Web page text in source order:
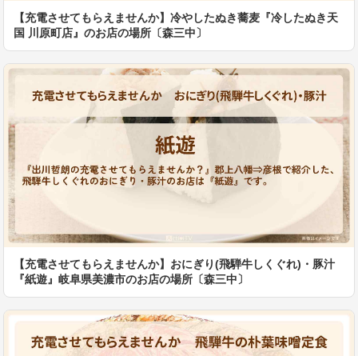
【充電させてもらえませんか】冷やしたぬき蕎麦『冷したぬき天
国 川原町店』のお店の場所〔森三中〕
【充電させてもらえませんか】おにぎり(飛騨牛しくぐれ)・豚汁
『紙遊』岐阜県美濃市のお店の場所〔森三中〕